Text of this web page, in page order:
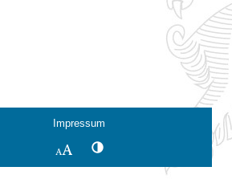
Impressum
SchriftgrößeKontrastwechsel